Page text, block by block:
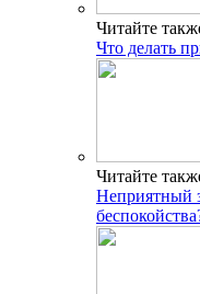
Читайте
Что делать
Читайте
Неприятный